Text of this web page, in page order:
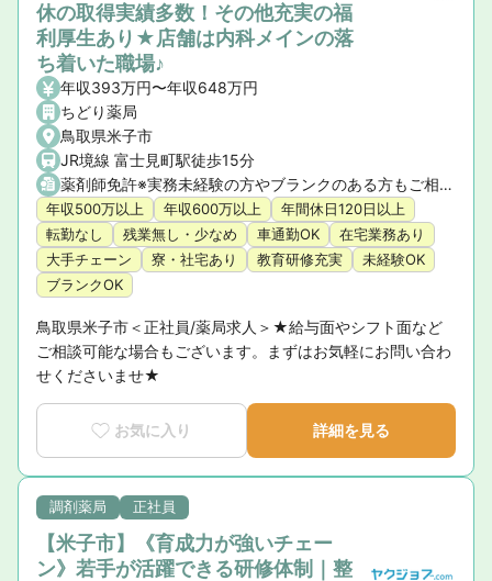
休の取得実績多数！その他充実の福
利厚生あり★店舗は内科メインの落
ち着いた職場♪
年収393万円〜年収648万円
ちどり薬局
鳥取県米子市
JR境線 富士見町駅徒歩15分
薬剤師免許※実務未経験の方やブランクのある方もご相談ください。
年収500万以上 年収600万以上
年間休日120日以上
転勤なし
残業無し・少なめ 車通勤OK
在宅業務あり
大手チェーン
寮・社宅あり 教育研修充実
未経験OK
ブランクOK
鳥取県米子市＜正社員/薬局求人＞★給与面やシフト面など
ご相談可能な場合もございます。まずはお気軽にお問い合わ
せくださいませ★
お気に入り 詳細を見る
調剤薬局 正社員
【米子市】《育成力が強いチェー
ン》若手が活躍できる研修体制｜整